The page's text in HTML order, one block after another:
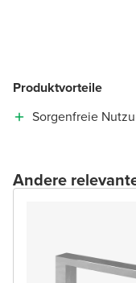
Produktvorteile
Sorgenfreie
Andere